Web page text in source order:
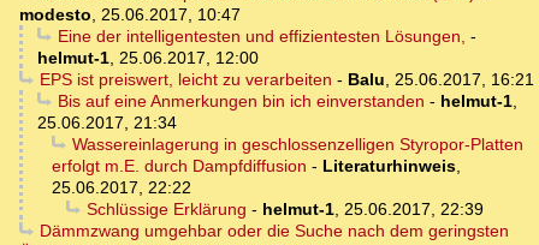
modesto, 25.06.2017, 10:47
Eine der intelligentesten und effizientesten Lösungen, -
helmut-1, 25.06.2017, 12:00
EPS ist preiswert, leicht zu verarbeiten - Balu, 25.06.2017, 16:21
Bis auf eine Anmerkungen bin ich einverstanden - helmut-1,
25.06.2017, 21:34
Wassereinlagerung in geschlossenzelligen Styropor-Platten
erfolgt m.E. durch Dampfdiffusion - Literaturhinweis,
25.06.2017, 22:22
Schlüssige Erklärung - helmut-1, 25.06.2017, 22:39
Dämmzwang umgehbar oder die Suche nach dem geringsten